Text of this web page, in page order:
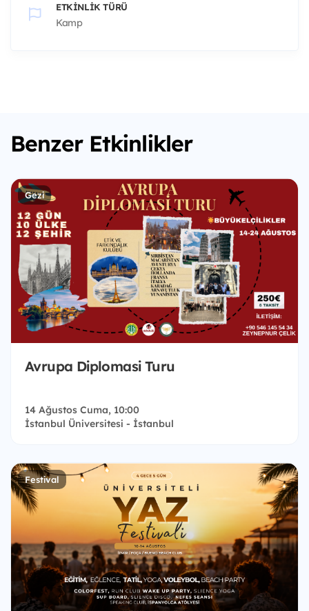
ETKINLIK TÜRÜ
Kamp
Benzer Etkinlikler
Gezi
Avrupa Diplomasi Turu
14 Ağustos Cuma, 10:00
İstanbul Üniversitesi - İstanbul
Festival